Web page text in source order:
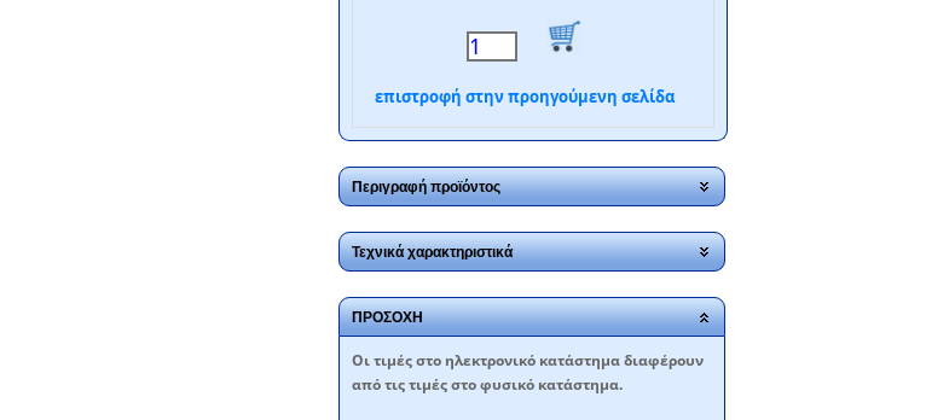
επιστροφή στην προηγούμενη σελίδα
Περιγραφή προϊόντος
Τεχνικά χαρακτηριστικά
ΠΡΟΣΟΧΗ
Oι τιμές στο ηλεκτρονικό κατάστημα διαφέρουν
από τις τιμές στο φυσικό κατάστημα.